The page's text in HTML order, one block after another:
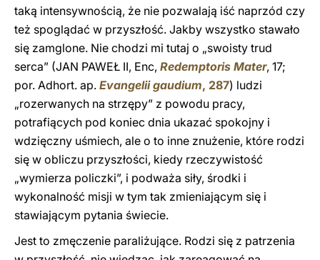
taką intensywnością, że nie pozwalają iść naprzód czy
też spoglądać w przyszłość. Jakby wszystko stawało
się zamglone. Nie chodzi mi tutaj o „swoisty trud
serca” (JAN PAWEŁ II, Enc, Redemptoris Mater, 17;
por. Adhort. ap. Evangelii gaudium, 287) ludzi
„rozerwanych na strzępy” z powodu pracy,
potrafiących pod koniec dnia ukazać spokojny i
wdzięczny uśmiech, ale o to inne znużenie, które rodzi
się w obliczu przyszłości, kiedy rzeczywistość
„wymierza policzki”, i podważa siły, środki i
wykonalność misji w tym tak zmieniającym się i
stawiającym pytania świecie.
Jest to zmęczenie paraliżujące. Rodzi się z patrzenia